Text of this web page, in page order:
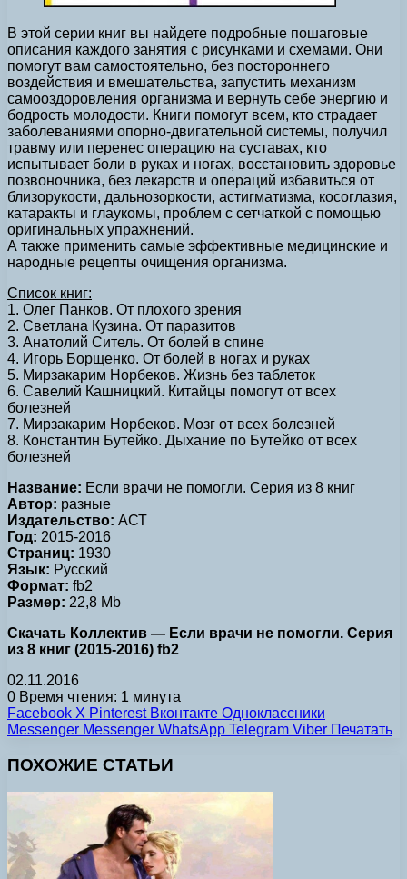
В этой серии книг вы найдете подробные пошаговые
описания каждого занятия с рисунками и схемами. Они
помогут вам самостоятельно, без постороннего
воздействия и вмешательства, запустить механизм
самооздоровления организма и вернуть себе энергию и
бодрость молодости. Книги помогут всем, кто страдает
заболеваниями опорно-двигательной системы, получил
травму или перенес операцию на суставах, кто
испытывает боли в руках и ногах, восстановить здоровье
позвоночника, без лекарств и операций избавиться от
близорукости, дальнозоркости, астигматизма, косоглазия,
катаракты и глаукомы, проблем с сетчаткой с помощью
оригинальных упражнений.
А также применить самые эффективные медицинские и
народные рецепты очищения организма.
Список книг:
1. Олег Панков. От плохого зрения
2. Светлана Кузина. От паразитов
3. Анатолий Ситель. От болей в спине
4. Игорь Борщенко. От болей в ногах и руках
5. Мирзакарим Норбеков. Жизнь без таблеток
6. Савелий Кашницкий. Китайцы помогут от всех
болезней
7. Мирзакарим Норбеков. Мозг от всех болезней
8. Константин Бутейко. Дыхание по Бутейко от всех
болезней
Название: Если врачи не помогли. Серия из 8 книг
Автор: разные
Издательство: АСТ
Год: 2015-2016
Страниц: 1930
Язык: Русский
Формат: fb2
Размер: 22,8 Mb
Скачать Коллектив — Если врачи не помогли. Серия
из 8 книг (2015-2016) fb2
02.11.2016
0 Время чтения: 1 минута
Facebook X Pinterest Вконтакте Одноклассники
Messenger Messenger WhatsApp Telegram Viber Печатать
ПОХОЖИЕ СТАТЬИ